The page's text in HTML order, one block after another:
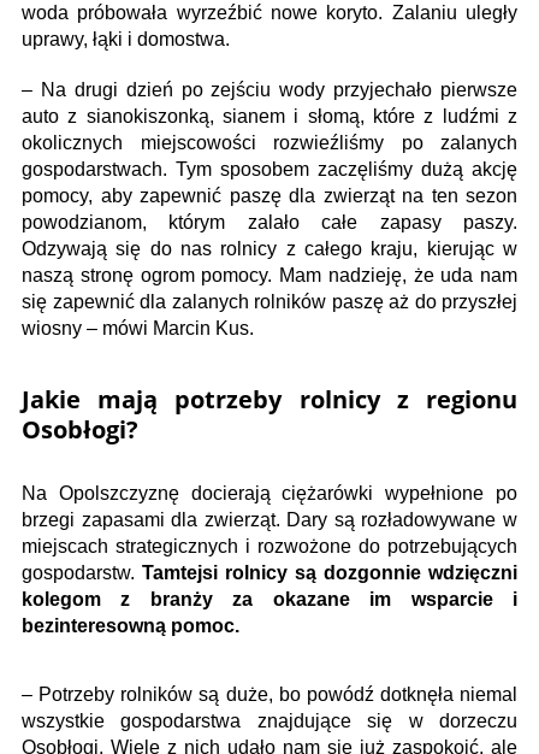
woda próbowała wyrzeźbić nowe koryto. Zalaniu uległy
uprawy, łąki i domostwa.
– Na drugi dzień po zejściu wody przyjechało pierwsze
auto z sianokiszonką, sianem i słomą, które z ludźmi z
okolicznych miejscowości rozwieźliśmy po zalanych
gospodarstwach. Tym sposobem zaczęliśmy dużą akcję
pomocy, aby zapewnić paszę dla zwierząt na ten sezon
powodzianom, którym zalało całe zapasy paszy.
Odzywają się do nas rolnicy z całego kraju, kierując w
naszą stronę ogrom pomocy. Mam nadzieję, że uda nam
się zapewnić dla zalanych rolników paszę aż do przyszłej
wiosny – mówi Marcin Kus.
Jakie mają potrzeby rolnicy z regionu
Osobłogi?
Na Opolszczyznę docierają ciężarówki wypełnione po
brzegi zapasami dla zwierząt. Dary są rozładowywane w
miejscach strategicznych i rozwożone do potrzebujących
gospodarstw. Tamtejsi rolnicy są dozgonnie wdzięczni
kolegom z branży za okazane im wsparcie i
bezinteresowną pomoc.
– Potrzeby rolników są duże, bo powódź dotknęła niemal
wszystkie gospodarstwa znajdujące się w dorzeczu
Osobłogi. Wiele z nich udało nam się już zaspokoić, ale